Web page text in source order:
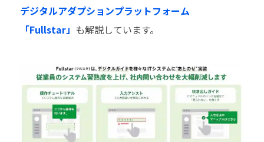
デジタルアダプションプラットフォーム
「Fullstar」 も解説しています。